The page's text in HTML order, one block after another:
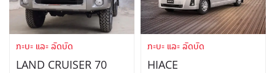
ກະບະ ແລະ ລົດບັດ
LAND CRUISER 70
ກະບະ ແລະ ລົດບັດ
HIACE